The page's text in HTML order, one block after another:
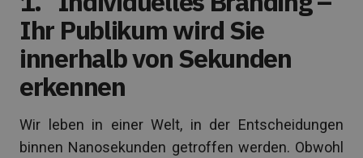
Ihr Publikum wird Sie
innerhalb von Sekunden
erkennen
Wir leben in einer Welt, in der Entscheidungen
binnen Nanosekunden getroffen werden. Obwohl